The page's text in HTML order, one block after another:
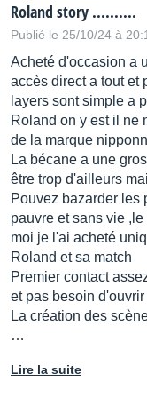
Roland story ..........
Publié le 25/10/24 à
Acheté d'occasion a
accès direct a tout et
layers sont simple a
Roland on y est il ne
de la marque
La bécane a une
être trop d'ailleurs
Pouvez bazarder les
pauvre et sans vie
moi je l'ai acheté
Roland et sa match
Premier contact
et pas besoin
La création des
…
Lire la suite